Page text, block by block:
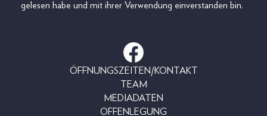
gelesen habe und mit ihrer Verwendung einverstanden bin.
ÖFFNUNGSZEITEN/KONTAKT
TEAM
MEDIADATEN
OFFENLEGUNG